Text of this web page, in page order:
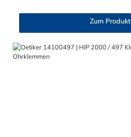
Bereichen. Technische Daten Gewicht: 0,506 kg
Zolltarifnummer: 82054000 Herkunftsland: Italien
Zum Produkt